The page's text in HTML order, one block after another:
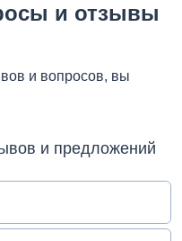
и отзывы
и вопросов, вы
и предложений